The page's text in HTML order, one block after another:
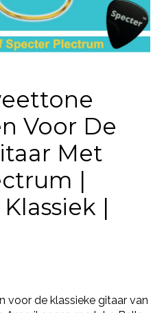
Voor De
Met
|
|
voor de klassieke gitaar van